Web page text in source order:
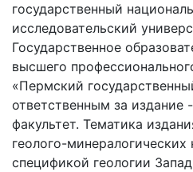
государственный
исследовательский
Государственное
высшего
«Пермский
ответственным за издание
факультет. Тематика
геолого-минералогических
спецификой геологии